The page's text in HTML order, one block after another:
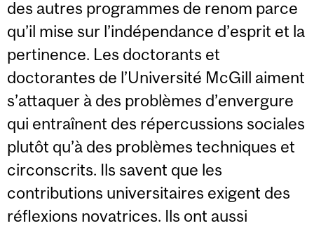
des autres programmes de renom parce
qu’il mise sur l’indépendance d’esprit et la
pertinence. Les doctorants et
doctorantes de l’Université McGill aiment
s’attaquer à des problèmes d’envergure
qui entraînent des répercussions sociales
plutôt qu’à des problèmes techniques et
circonscrits. Ils savent que les
contributions universitaires exigent des
réflexions novatrices. Ils ont aussi